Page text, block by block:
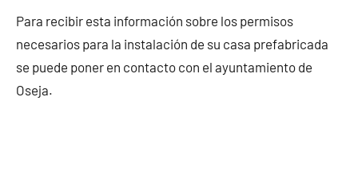
Para recibir esta información sobre los permisos
necesarios para la instalación de su casa prefabricada
se puede poner en contacto con el ayuntamiento de
Oseja.